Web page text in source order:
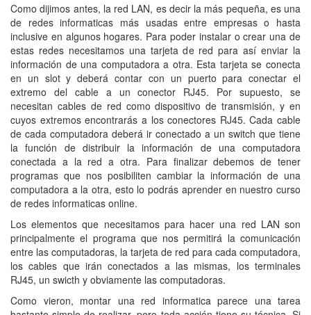
Como dijimos antes, la red LAN, es decir la más pequeña, es una
de redes informaticas más usadas entre empresas o hasta
inclusive en algunos hogares. Para poder instalar o crear una de
estas redes necesitamos una tarjeta de red para así enviar la
información de una computadora a otra. Esta tarjeta se conecta
en un slot y deberá contar con un puerto para conectar el
extremo del cable a un conector RJ45. Por supuesto, se
necesitan cables de red como dispositivo de transmisión, y en
cuyos extremos encontrarás a los conectores RJ45. Cada cable
de cada computadora deberá ir conectado a un switch que tiene
la función de distribuir la información de una computadora
conectada a la red a otra. Para finalizar debemos de tener
programas que nos posibiliten cambiar la información de una
computadora a la otra, esto lo podrás aprender en nuestro curso
de redes informaticas online.
Los elementos que necesitamos para hacer una red LAN son
principalmente el programa que nos permitirá la comunicación
entre las computadoras, la tarjeta de red para cada computadora,
los cables que irán conectados a las mismas, los terminales
RJ45, un swicth y obviamente las computadoras.
Como vieron, montar una red informatica parece una tarea